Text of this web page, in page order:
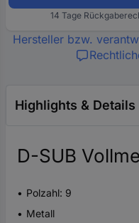
14 Tage
Hersteller bzw.
Highlights & Details
D-SUB
Polzahl: 9
Metall